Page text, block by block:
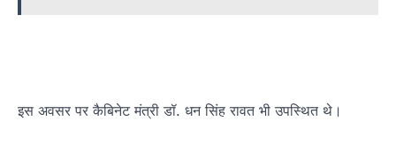
इस अवसर पर कैबिनेट मंत्री डॉ. धन सिंह रावत भी उपस्थित थे।